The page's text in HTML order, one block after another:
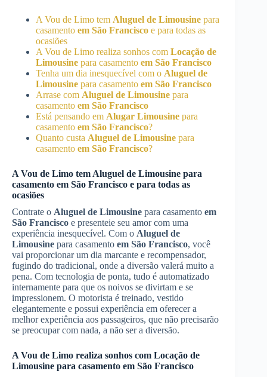
A Vou de Limo tem Aluguel de Limousine para
casamento em São Francisco e para todas as
ocasiões
A Vou de Limo realiza sonhos com Locação de
Limousine para casamento em São Francisco
Tenha um dia inesquecível com o Aluguel de
Limousine para casamento em São Francisco
Arrase com Aluguel de Limousine para
casamento em São Francisco
Está pensando em Alugar Limousine para
casamento em São Francisco?
Quanto custa Aluguel de Limousine para
casamento em São Francisco?
A Vou de Limo tem Aluguel de Limousine para
casamento em São Francisco e para todas as
ocasiões
Contrate o Aluguel de Limousine para casamento em
São Francisco e presenteie seu amor com uma
experiência inesquecível. Com o Aluguel de
Limousine para casamento em São Francisco, você
vai proporcionar um dia marcante e recompensador,
fugindo do tradicional, onde a diversão valerá muito a
pena. Com tecnologia de ponta, tudo é automatizado
internamente para que os noivos se divirtam e se
impressionem. O motorista é treinado, vestido
elegantemente e possui experiência em oferecer a
melhor experiência aos passageiros, que não precisarão
se preocupar com nada, a não ser a diversão.
A Vou de Limo realiza sonhos com Locação de
Limousine para casamento em São Francisco